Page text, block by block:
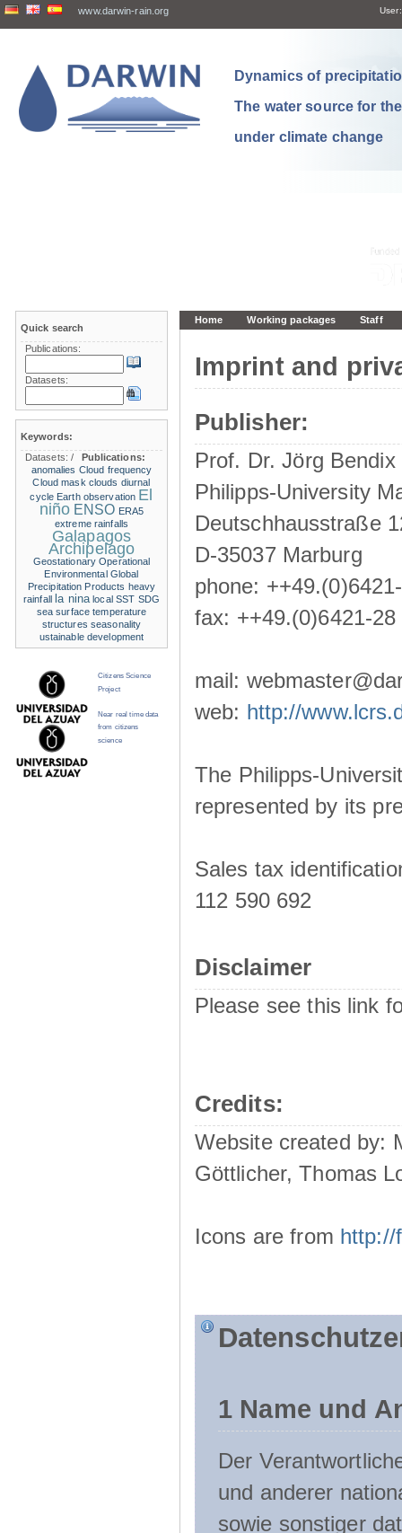
www.darwin-rain.org User:
Dynamics of
The water source for
under climate change
Home Working packages Staff
Imprint and
Publisher:
Prof. Dr. Jörg Bendix
Philipps-University
Deutschhausstraße
D-35037 Marburg
phone:
fax: ++49.(0)6421-28
mail:
web: http://
The Philipps-
represented by its
Sales tax
112 590 692
Disclaimer
Please see this link
Credits:
Website created by:
Göttlicher, Thomas
Icons are from http://
1 Name und
Der
und anderer
sowie sonstiger
Quick search
Publications:
Datasets:
Keywords:
Datasets:/
Publications:
anomalies Cloud frequency
Cloud mask clouds diurnal
cycle Earth observation El
niño ENSO ERA5
extreme rainfalls
Galapagos
Archipelago
Geostationary Operational
Environmental Global
Precipitation Products heavy
rainfall
la nina local SST SDG
sea surface temperature
structures seasonality
ustainable development
Citizens Science
Project
Near real time data
from citizens
science